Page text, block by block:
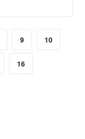
9 10
16